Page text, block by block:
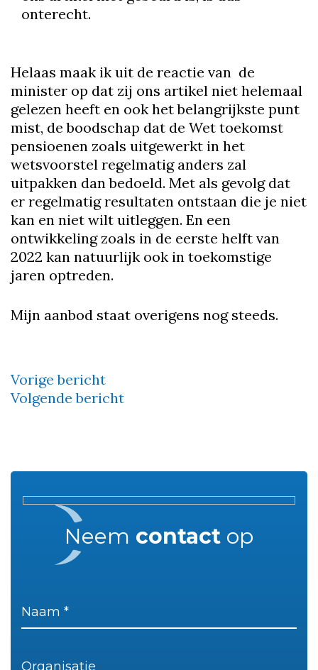
onterecht.
Helaas maak ik uit de reactie van de
minister op dat zij ons artikel niet helemaal
gelezen heeft en ook het belangrijkste punt
mist, de boodschap dat de Wet toekomst
pensioenen zoals uitgewerkt in het
wetsvoorstel regelmatig anders zal
uitpakken dan bedoeld. Met als gevolg dat
er regelmatig resultaten ontstaan die je niet
kan en niet wilt uitleggen. En een
ontwikkeling zoals in de eerste helft van
2022 kan natuurlijk ook in toekomstige
jaren optreden.
Mijn aanbod staat overigens nog steeds.
Bericht
Vorige bericht
Volgende bericht
Neem contact op